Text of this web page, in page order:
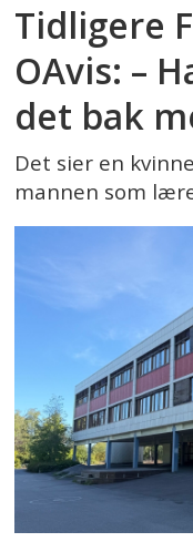
Tidligere
OAvis: –
det bak
Det sier en
mannen som